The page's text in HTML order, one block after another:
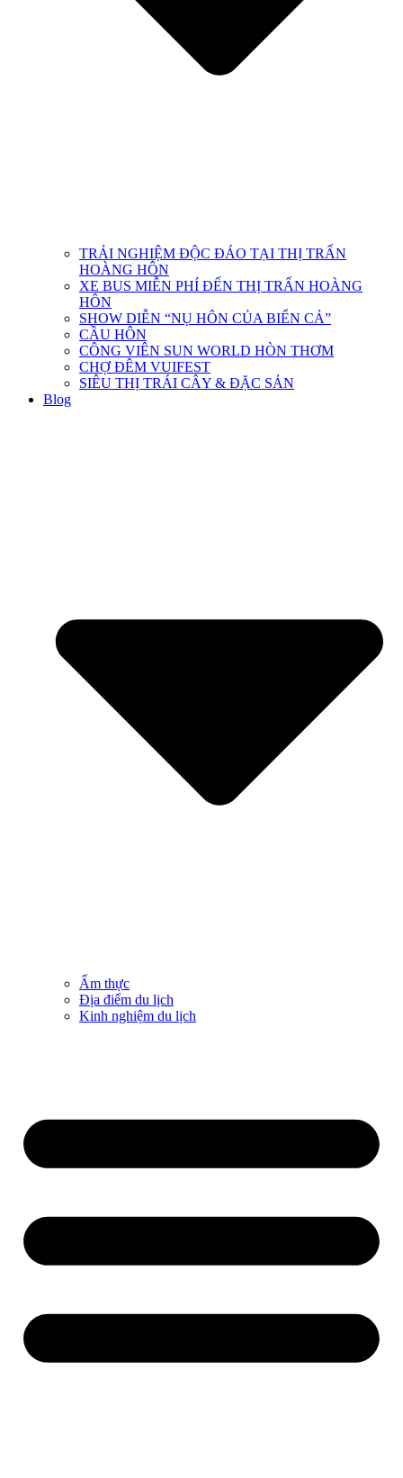
TRẢI NGHIỆM ĐỘC ĐÁO TẠI THỊ TRẤN
HOÀNG HÔN
XE BUS MIỄN PHÍ ĐẾN THỊ TRẤN HOÀNG
HÔN
SHOW DIỄN “NỤ HÔN CỦA BIỂN CẢ”
CẦU HÔN
CÔNG VIÊN SUN WORLD HÒN THƠM
CHỢ ĐÊM VUIFEST
SIÊU THỊ TRÁI CÂY & ĐẶC SẢN
Blog
Ẩm thực
Địa điểm du lịch
Kinh nghiệm du lịch